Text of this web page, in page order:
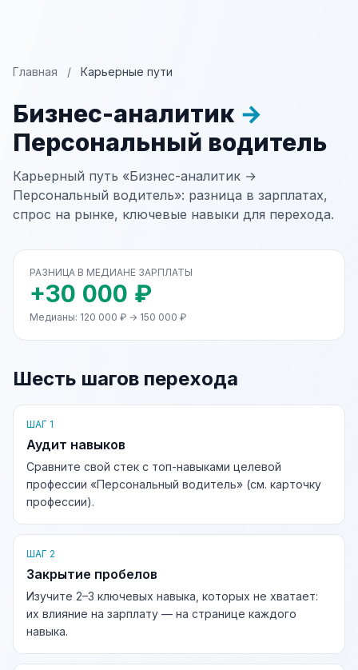
Главная / Карьерные пути
Бизнес-аналитик →
Персональный водитель
Карьерный путь «Бизнес-аналитик →
Персональный водитель»: разница в зарплатах,
спрос на рынке, ключевые навыки для перехода.
РАЗНИЦА В МЕДИАНЕ ЗАРПЛАТЫ
+30 000 ₽
Медианы: 120 000 ₽ → 150 000 ₽
Шесть шагов перехода
ШАГ 1
Аудит навыков
Сравните свой стек с топ-навыками целевой
профессии «Персональный водитель» (см. карточку
профессии).
ШАГ 2
Закрытие пробелов
Изучите 2–3 ключевых навыка, которых не хватает:
их влияние на зарплату — на странице каждого
навыка.